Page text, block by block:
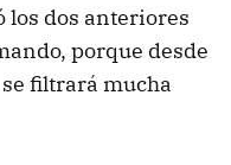
los dos anteriores
porque desde
filtrará mucha